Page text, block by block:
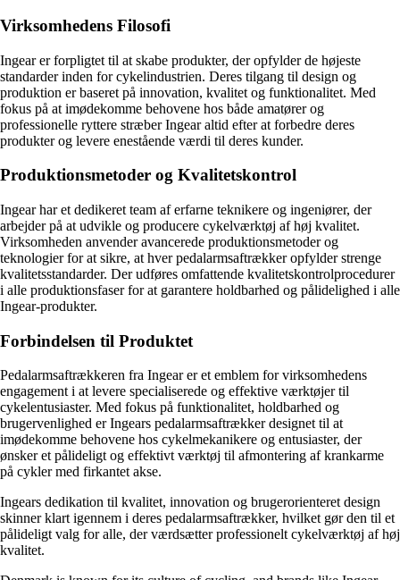
Virksomhedens Filosofi
Ingear er forpligtet til at skabe produkter, der opfylder de højeste
standarder inden for cykelindustrien. Deres tilgang til design og
produktion er baseret på innovation, kvalitet og funktionalitet. Med
fokus på at imødekomme behovene hos både amatører og
professionelle ryttere stræber Ingear altid efter at forbedre deres
produkter og levere enestående værdi til deres kunder.
Produktionsmetoder og Kvalitetskontrol
Ingear har et dedikeret team af erfarne teknikere og ingeniører, der
arbejder på at udvikle og producere cykelværktøj af høj kvalitet.
Virksomheden anvender avancerede produktionsmetoder og
teknologier for at sikre, at hver pedalarmsaftrækker opfylder strenge
kvalitetsstandarder. Der udføres omfattende kvalitetskontrolprocedurer
i alle produktionsfaser for at garantere holdbarhed og pålidelighed i alle
Ingear-produkter.
Forbindelsen til Produktet
Pedalarmsaftrækkeren fra Ingear er et emblem for virksomhedens
engagement i at levere specialiserede og effektive værktøjer til
cykelentusiaster. Med fokus på funktionalitet, holdbarhed og
brugervenlighed er Ingears pedalarmsaftrækker designet til at
imødekomme behovene hos cykelmekanikere og entusiaster, der
ønsker et pålideligt og effektivt værktøj til afmontering af krankarme
på cykler med firkantet akse.
Ingears dedikation til kvalitet, innovation og brugerorienteret design
skinner klart igennem i deres pedalarmsaftrækker, hvilket gør den til et
pålideligt valg for alle, der værdsætter professionelt cykelværktøj af høj
kvalitet.